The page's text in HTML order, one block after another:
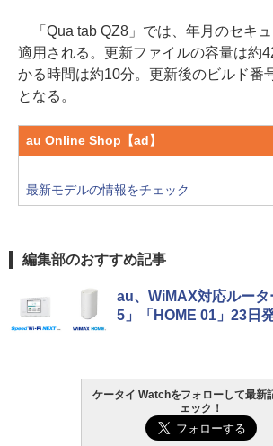
「Qua tab QZ8」では、年月のセキ
適用される。更新ファイルの容量は約
かる時間は約10分。更新後のビルド番
となる。
au Online Shop【ad】
最新モデルの情報をチェック
編集部のおすすめ記事
au、WiMAX対応ルー
5」「HOME 01」23日
ケータイ Watchをフォローして最新
ェック！